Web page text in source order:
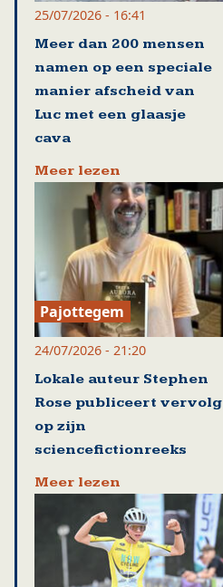
25/07/2026 - 16:41
Meer dan 200 mensen
namen op een speciale
manier afscheid van
Luc met een glaasje
cava
Meer lezen
Pajottegem
24/07/2026 - 21:20
Lokale auteur Stephen
Rose publiceert vervolg
op zijn
sciencefictionreeks
Meer lezen